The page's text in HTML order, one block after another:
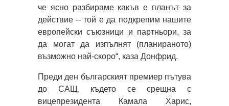
че ясно разбираме какъв е планът за
действие – той е да подкрепим нашите
европейски съюзници и партньори, за
да могат да изпълнят (планираното)
възможно най-скоро“, каза Донфрид.
Преди ден българският премиер пътува
до САЩ, където се срещна с
вицепрезидента Камала Харис,